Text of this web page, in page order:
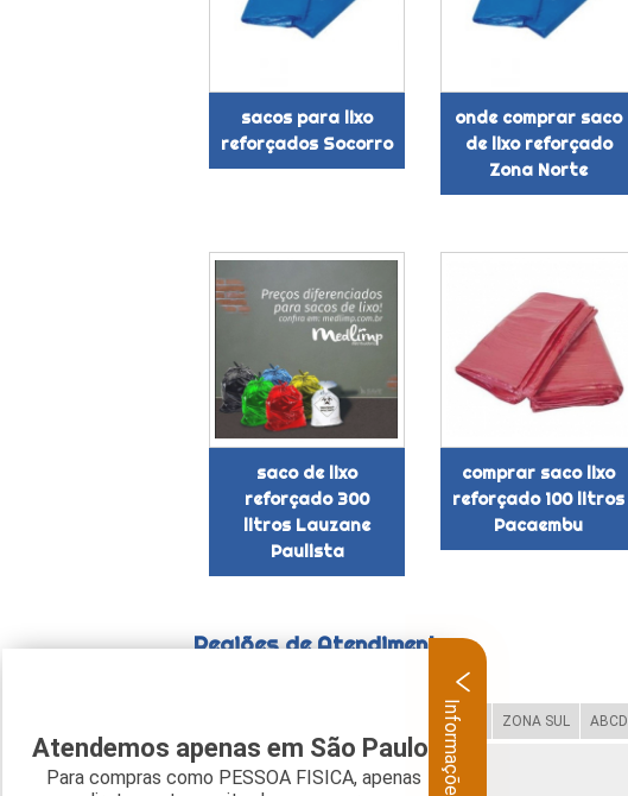
sacos para lixo
reforçados Socorro
onde comprar saco
de lixo reforçado
Zona Norte
saco de lixo
reforçado 300
litros Lauzane
Paulista
comprar saco lixo
reforçado 100 litros
Pacaembu
Regiões de Atendimento
ZONA OESTE ZONA SUL ABCD
Verifique as regiões que atendemos
Atendemos apenas em São Paulo.
Para compras como PESSOA FISICA, apenas
Informações